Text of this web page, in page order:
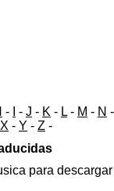
- - J - K - L - M - N -
X - Y - Z -
para descargar